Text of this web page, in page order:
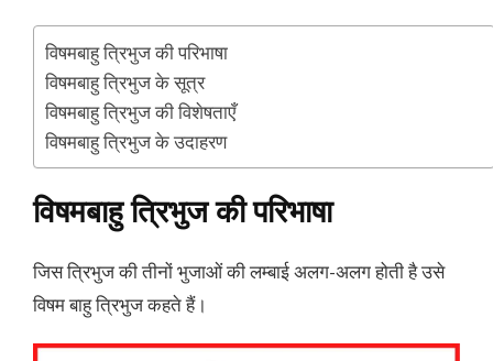
विषमबाहु त्रिभुज की परिभाषा
विषमबाहु त्रिभुज के सूत्र
विषमबाहु त्रिभुज की विशेषताएँ
विषमबाहु त्रिभुज के उदाहरण
विषमबाहु त्रिभुज की परिभाषा
जिस त्रिभुज की तीनों भुजाओं की लम्बाई अलग-अलग होती है उसे
विषम बाहु त्रिभुज कहते हैं।